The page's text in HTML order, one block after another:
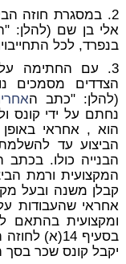
2. במסגרת חוזה הביצוע ערבו קונס ומנהלה של ה
אלי בן שם (להלן:
בנפרד, לכל
3. עם החתימה על
הצדדים מסמכים
(להלן: "כתב ה
נחתם על ידי קונס
הוא , אחראי
הביצוע עד
הבנייה כולו. בכתב
המקצועית ורמת
קבלן משנה ובעל
אחראי שהעבודות
ומקצועית בהתאם
בסעיף 14(א)
יקבל קונס שכר בסך השווה ל- 15,000$